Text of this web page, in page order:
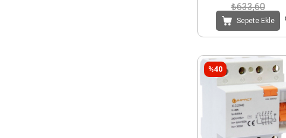
₺633,60
Sepete Ekle
%40